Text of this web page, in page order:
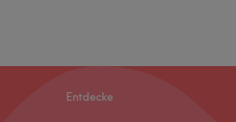
über Svetlana sagen
Entdecke